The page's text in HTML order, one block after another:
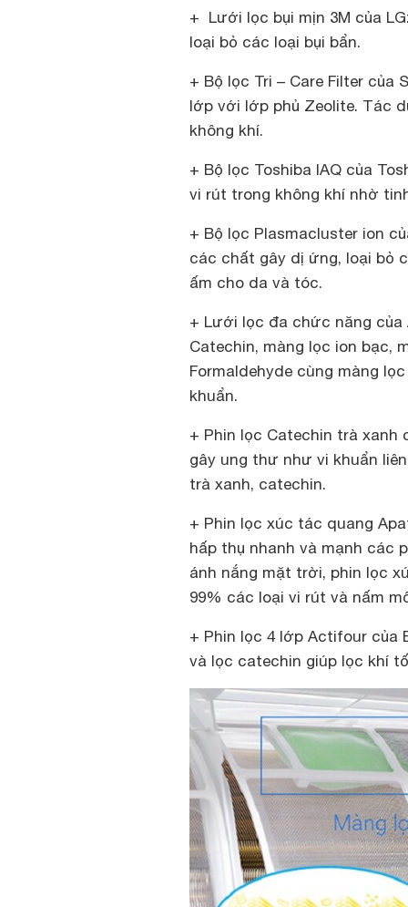
+ Lưới lọc bụi mịn 3M của
loại bỏ các loại bụi bẩn.
+ Bộ lọc Tri – Care Filter của
lớp với lớp phủ Zeolite. Tác
không khí.
+ Bộ lọc Toshiba IAQ của
vi rút trong không khí nhờ
+ Bộ lọc Plasmacluster ion
các chất gây dị ứng, loại bỏ
ấm cho da và tóc.
+ Lưới lọc đa chức năng của
Catechin, màng lọc ion bạc,
Formaldehyde cùng màng
khuẩn.
+ Phin lọc Catechin trà xanh
gây ung thư như vi khuẩn
trà xanh, catechin.
+ Phin lọc xúc tác quang
hấp thụ nhanh và mạnh các
ánh nắng mặt trời, phin lọc
99% các loại vi rút và nấm
+ Phin lọc 4 lớp Actifour của
và lọc catechin giúp lọc khí